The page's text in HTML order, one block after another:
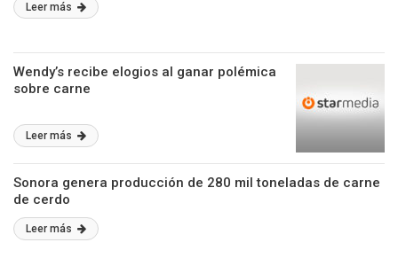
Leer más
Wendy’s recibe elogios al ganar polémica
sobre carne
Leer más
Sonora genera producción de 280 mil toneladas de carne
de cerdo
Leer más